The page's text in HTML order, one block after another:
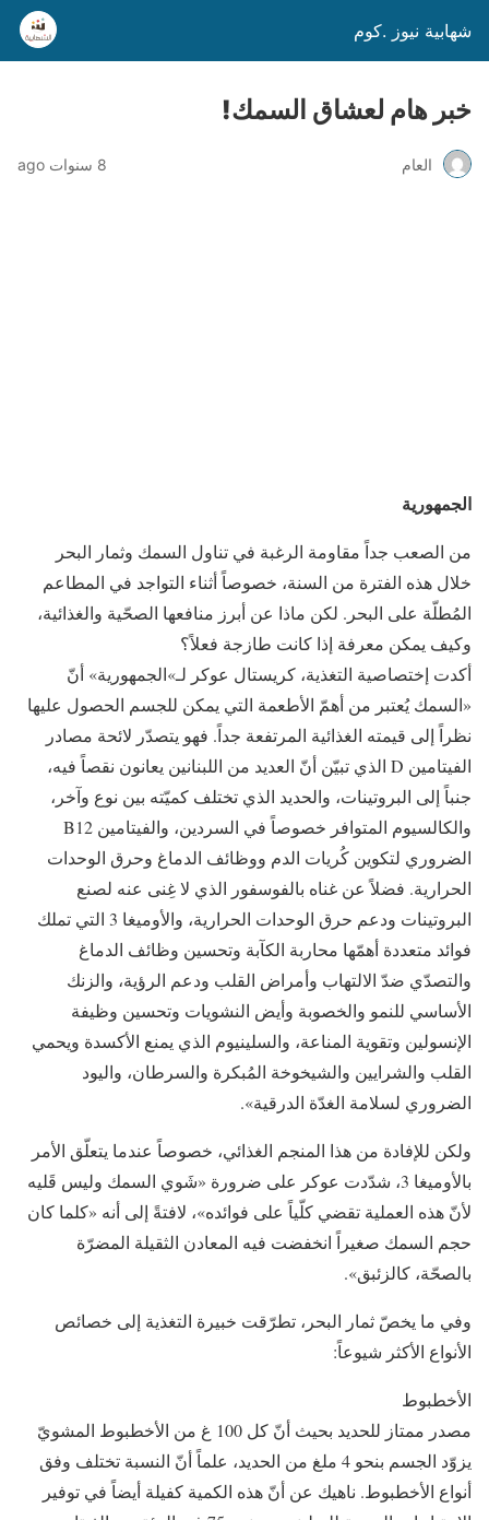
شهابية نيوز .كوم
خبر هام لعشاق السمك!
العام 8 سنوات ago
الجمهورية
من الصعب جداً مقاومة الرغبة في تناول السمك وثمار البحر
خلال هذه الفترة من السنة، خصوصاً أثناء التواجد في المطاعم
المُطلّة على البحر. لكن ماذا عن أبرز منافعها الصحّية والغذائية،
وكيف يمكن معرفة إذا كانت طازجة فعلاً؟
أكدت إختصاصية التغذية، كريستال عوكر لـ»الجمهورية» أنّ
«السمك يُعتبر من أهمّ الأطعمة التي يمكن للجسم الحصول عليها
نظراً إلى قيمته الغذائية المرتفعة جداً. فهو يتصدّر لائحة مصادر
الفيتامين D الذي تبيّن أنّ العديد من اللبنانين يعانون نقصاً فيه،
جنباً إلى البروتينات، والحديد الذي تختلف كميّته بين نوع وآخر،
والكالسيوم المتوافر خصوصاً في السردين، والفيتامين B12
الضروري لتكوين كُريات الدم ووظائف الدماغ وحرق الوحدات
الحرارية. فضلاً عن غناه بالفوسفور الذي لا غِنى عنه لصنع
البروتينات ودعم حرق الوحدات الحرارية، والأوميغا 3 التي تملك
فوائد متعددة أهمّها محاربة الكآبة وتحسين وظائف الدماغ
والتصدّي ضدّ الالتهاب وأمراض القلب ودعم الرؤية، والزنك
الأساسي للنمو والخصوبة وأيض النشويات وتحسين وظيفة
الإنسولين وتقوية المناعة، والسلينيوم الذي يمنع الأكسدة ويحمي
القلب والشرايين والشيخوخة المُبكرة والسرطان، واليود
الضروري لسلامة الغدّة الدرقية».
ولكن للإفادة من هذا المنجم الغذائي، خصوصاً عندما يتعلّق الأمر
بالأوميغا 3، شدّدت عوكر على ضرورة «شَوي السمك وليس قَليه
لأنّ هذه العملية تقضي كلّياً على فوائده»، لافتةً إلى أنه «كلما كان
حجم السمك صغيراً انخفضت فيه المعادن الثقيلة المضرّة
بالصحّة، كالزئبق».
وفي ما يخصّ ثمار البحر، تطرّقت خبيرة التغذية إلى خصائص
الأنواع الأكثر شيوعاً:
الأخطبوط
مصدر ممتاز للحديد بحيث أنّ كل 100 غ من الأخطبوط المشويّ
يزوّد الجسم بنحو 4 ملغ من الحديد، علماً أنّ النسبة تختلف وفق
أنواع الأخطبوط. ناهيك عن أنّ هذه الكمية كفيلة أيضاً في توفير